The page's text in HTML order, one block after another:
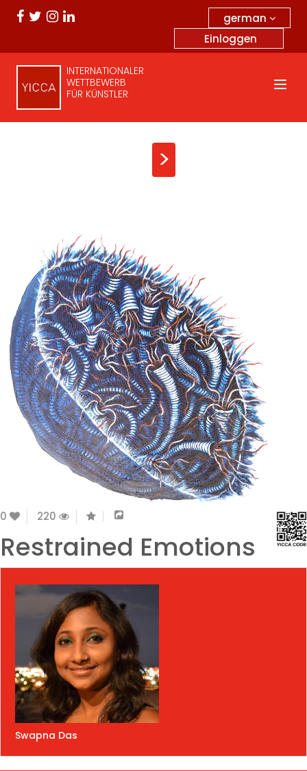
german
Einloggen
INTERNATIONALER
WETTBEWERB
FÜR KÜNSTLER
>
0 220
Restrained Emotions
Swapna Das